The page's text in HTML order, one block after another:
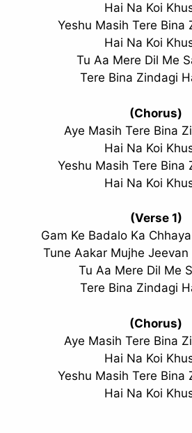
Hai Na Koi
Yeshu Masih Tere Bina
Hai Na Koi
Tu Aa Mere Dil Me
Tere Bina Zindagi
(Chorus)
Aye Masih Tere Bina
Hai Na Koi
Yeshu Masih Tere Bina
Hai Na Koi
(Verse 1)
Gam Ke Badalo Ka
Tune Aakar Mujhe Jeevan
Tu Aa Mere Dil Me
Tere Bina Zindagi
(Chorus)
Aye Masih Tere Bina
Hai Na Koi
Yeshu Masih Tere Bina
Hai Na Koi